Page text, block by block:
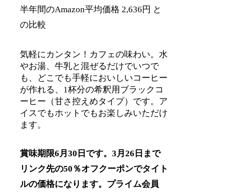
半年間のAmazon平均価格 2,636円 と
の比較
気軽にカンタン！カフェの味わい。水
やお湯、牛乳と混ぜるだけでいつで
も、どこでも手軽においしいコーヒー
が作れる、1杯分の希釈用ブラックコ
ーヒー（甘さ控えめタイプ）です。ア
イスでもホットでもお楽しみいただけ
ます。
賞味期限6月30日です。3月26日まで
リンク先の50％オフクーポンでタイト
ルの価格になります。プライム会員